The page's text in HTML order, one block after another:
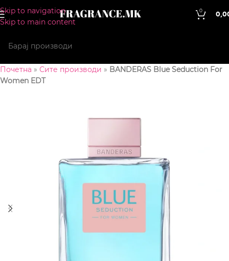
Skip to navigation
Skip to main content
0
Почетна » Сите производи » BANDERAS Blue Seduction For
Women EDT